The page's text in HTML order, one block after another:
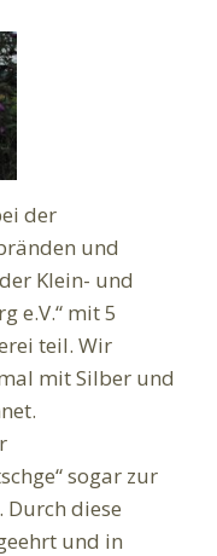
der
und
Klein- und
e.V.“ mit 5
teil. Wir
mit Silber und
sogar zur
Durch diese
und in